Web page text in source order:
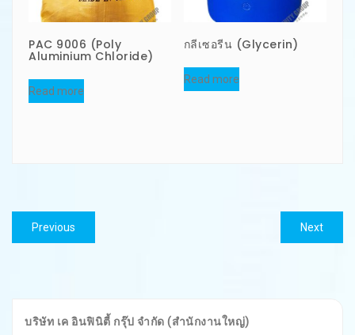
PAC 9006 (Poly
Aluminium Chloride)
Read more
กลีเซอรีน (Glycerin)
Read more
แนะแนว
เรื่อง
Previous
post:
NextNext
post:
บริษัท เค อินฟินิตี้ กรุ๊ป จำกัด (สำนักงานใหญ่)